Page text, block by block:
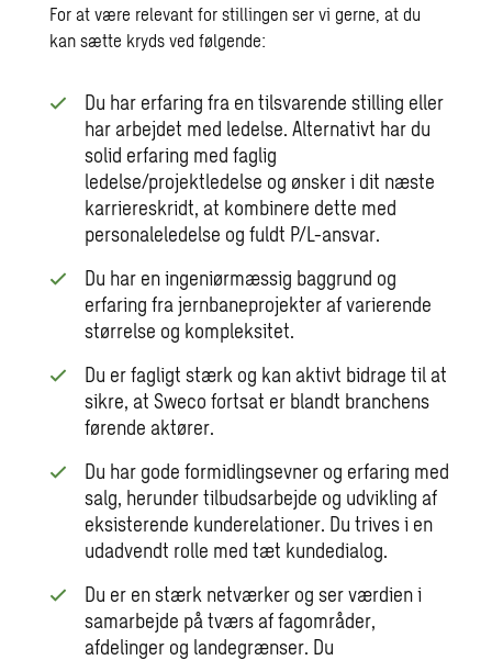
For at være relevant for stillingen ser vi gerne, at du
kan sætte kryds ved følgende:
Du har erfaring fra en tilsvarende stilling eller
har arbejdet med ledelse. Alternativt har du
solid erfaring med faglig
ledelse/projektledelse og ønsker i dit næste
karriereskridt, at kombinere dette med
personaleledelse og fuldt P/L-ansvar.
Du har en ingeniørmæssig baggrund og
erfaring fra jernbaneprojekter af varierende
størrelse og kompleksitet.
Du er fagligt stærk og kan aktivt bidrage til at
sikre, at Sweco fortsat er blandt branchens
førende aktører.
Du har gode formidlingsevner og erfaring med
salg, herunder tilbudsarbejde og udvikling af
eksisterende kunderelationer. Du trives i en
udadvendt rolle med tæt kundedialog.
Du er en stærk netværker og ser værdien i
samarbejde på tværs af fagområder,
afdelinger og landegrænser. Du